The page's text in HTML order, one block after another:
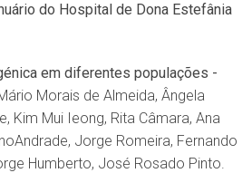
do Hospital de Dona Estefânia
énica em diferentes populações -
Morais de Almeida, Ângela
Kim Mui Ieong, Rita Câmara, Ana
Jorge Romeira, Fernando
Humberto, José Rosado Pinto.